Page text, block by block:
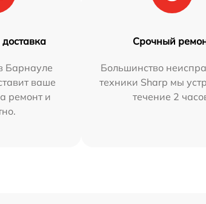
Барнауле
ваше
ремонт и
Срочный
Большинство
техники Sharp мы
течение 2